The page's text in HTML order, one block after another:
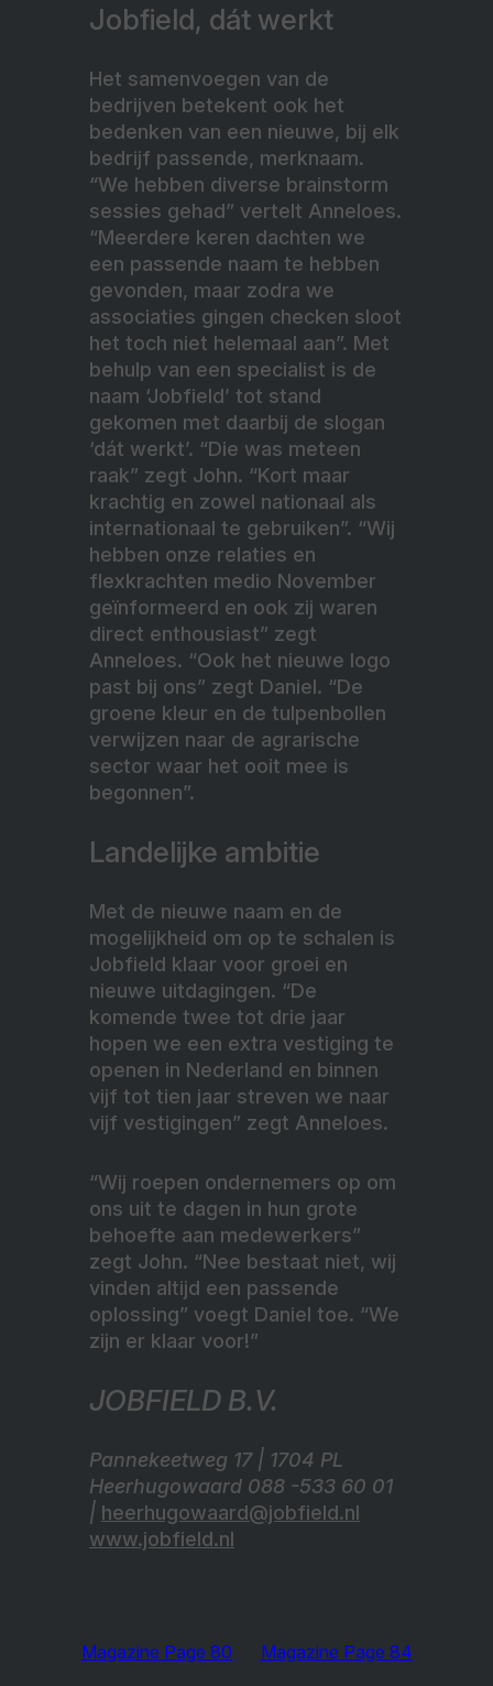
Jobfield, dát werkt
Het samenvoegen van de
bedrijven betekent ook het
bedenken van een nieuwe, bij elk
bedrijf passende, merknaam.
“We hebben diverse brainstorm
sessies gehad” vertelt Anneloes.
“Meerdere keren dachten we
een passende naam te hebben
gevonden, maar zodra we
associaties gingen checken sloot
het toch niet helemaal aan”. Met
behulp van een specialist is de
naam ‘Jobfield’ tot stand
gekomen met daarbij de slogan
‘dát werkt’. “Die was meteen
raak” zegt John. “Kort maar
krachtig en zowel nationaal als
internationaal te gebruiken”. “Wij
hebben onze relaties en
flexkrachten medio November
geïnformeerd en ook zij waren
direct enthousiast” zegt
Anneloes. “Ook het nieuwe logo
past bij ons” zegt Daniel. “De
groene kleur en de tulpenbollen
verwijzen naar de agrarische
sector waar het ooit mee is
begonnen”.
Landelijke ambitie
Met de nieuwe naam en de
mogelijkheid om op te schalen is
Jobfield klaar voor groei en
nieuwe uitdagingen. “De
komende twee tot drie jaar
hopen we een extra vestiging te
openen in Nederland en binnen
vijf tot tien jaar streven we naar
vijf vestigingen” zegt Anneloes.
“Wij roepen ondernemers op om
ons uit te dagen in hun grote
behoefte aan medewerkers”
zegt John. “Nee bestaat niet, wij
vinden altijd een passende
oplossing” voegt Daniel toe. “We
zijn er klaar voor!”
JOBFIELD B.V.
Pannekeetweg 17 | 1704 PL
Heerhugowaard 088 -533 60 01
| heerhugowaard@jobfield.nl
www.jobfield.nl
Magazine Page 80 Magazine Page 84